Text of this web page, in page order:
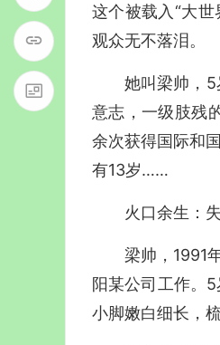
这个被载入“大
观众无不落泪。
她叫梁帅，
意志，一级肢残
余次获得国际和
有13岁……
火口余生：
梁帅，1991
阳某公司工作。
小脚嫩白细长，